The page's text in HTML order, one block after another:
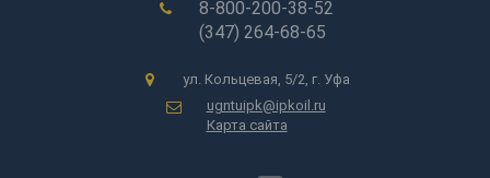
8-800-200-38-52
(347) 264-68-65
ул. Кольцевая, 5/2, г. Уфа
ugntuipk@ipkoil.ru
Карта сайта